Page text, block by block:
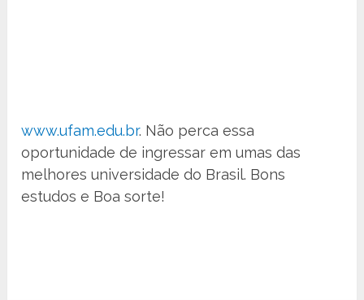
www.ufam.edu.br. Não perca essa
oportunidade de ingressar em umas das
melhores universidade do Brasil. Bons
estudos e Boa sorte!